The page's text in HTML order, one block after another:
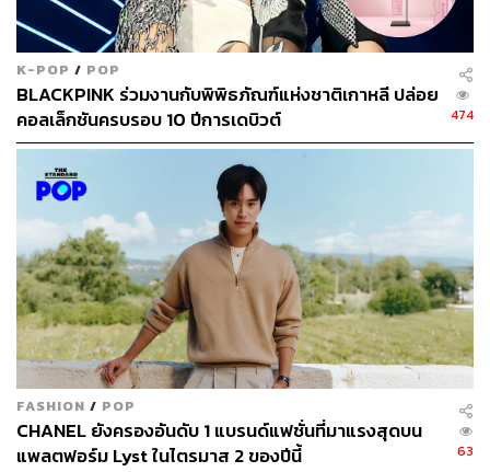
K-POP / POP
BLACKPINK ร่วมงานกับพิพิธภัณฑ์แห่งชาติเกาหลี ปล่อย
คอลเล็กชันครบรอบ 10 ปีการเดบิวต์
474
FASHION / POP
CHANEL ยังครองอันดับ 1 แบรนด์แฟชั่นที่มาแรงสุดบน
แพลตฟอร์ม Lyst ในไตรมาส 2 ของปีนี้
63